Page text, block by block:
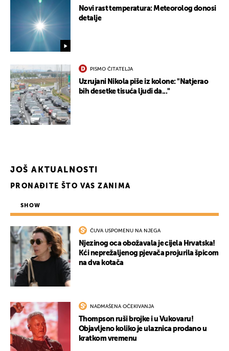
Novi rast temperatura: Meteorolog donosi
detalje
PISMO ČITATELJA
Uzrujani Nikola piše iz kolone: "Natjerao
bih desetke tisuća ljudi da..."
JOŠ AKTUALNOSTI
PRONAĐITE ŠTO VAS ZANIMA
SHOW
ČUVA USPOMENU NA NJEGA
Njezinog oca obožavala je cijela Hrvatska!
Kći neprežaljenog pjevača projurila špicom
na dva kotača
NADMAŠENA OČEKIVANJA
Thompson ruši brojke i u Vukovaru!
Objavljeno koliko je ulaznica prodano u
kratkom vremenu